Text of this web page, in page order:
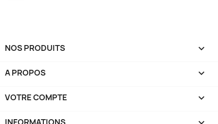
NOS PRODUITS 
A PROPOS 
VOTRE COMPTE 